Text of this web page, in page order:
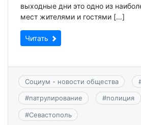
выходные дни это одно из
мест жителями и гостями […]
Читать
Социум - новости общества
#патрулирование #полиция
#Севастополь